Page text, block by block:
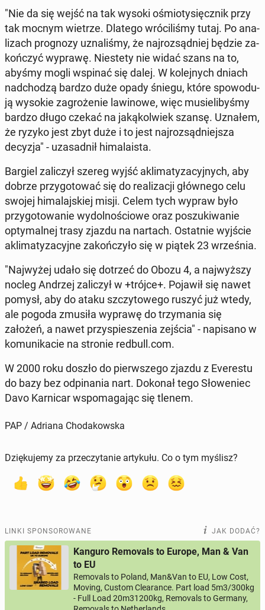
"Nie da się wejść na tak wysoki ośmio­ty­sięcz­nik przy
tak mocnym wietrze. Dlatego wró­ci­li­śmy tutaj. Po ana­
li­zach pro­gno­zy uzna­li­śmy, że naj­roz­sąd­niej będzie za­
koń­czyć wyprawę. Nie­ste­ty nie widać szans na to,
abyśmy mogli wspinać się dalej. W ko­lej­nych dniach
nad­cho­dzą bardzo duże opady śniegu, które spo­wo­du­
ją wysokie za­gro­że­nie la­wi­no­we, więc mu­sie­li­by­śmy
bardzo długo czekać na ja­ką­kol­wiek szansę. Uznałem,
że ryzyko jest zbyt duże i to jest naj­roz­sąd­niej­sza
decyzja" - uza­sad­nił hi­ma­la­ista.
Bargiel za­li­czył szereg wyjść akli­ma­ty­za­cyj­nych, aby
dobrze przy­go­to­wać się do re­ali­za­cji głów­ne­go celu
swojej hi­ma­laj­skiej misji. Celem tych wypraw było
przy­go­to­wa­nie wy­dol­no­ścio­we oraz po­szu­ki­wa­nie
opty­mal­nej trasy zjazdu na nartach. Ostat­nie wyjście
akli­ma­ty­za­cyj­ne za­koń­czy­ło się w piątek 23 wrze­śnia.
"Naj­wy­żej udało się dotrzeć do Obozu 4, a naj­wyż­szy
nocleg Andrzej za­li­czył w +trójce+. Pojawił się nawet
pomysł, aby do ataku szczy­to­we­go ruszyć już wtedy,
ale pogoda zmusiła wyprawę do trzy­ma­nia się
założeń, a nawet przy­spie­sze­nia zejścia" - na­pi­sa­no w
ko­mu­ni­ka­cie na stronie redbull.com.
W 2000 roku doszło do pierw­sze­go zjazdu z Eve­re­stu
do bazy bez od­pi­na­nia nart. Dokonał tego Sło­we­niec
Davo Kar­ni­car wspo­ma­ga­jąc się tlenem.
PAP / Adriana Chodakowska
Dziękujemy za przeczytanie artykułu. Co o tym myślisz?
LINKI SPONSOROWANE JAK DODAĆ?
Kanguro Removals to Europe, Man & Van
to EU
Removals to Poland, Man&Van to EU, Low Cost,
Moving, Custom Clearance. Part load 5m3/300kg
- Full Load 20m31200kg, Removals to Germany,